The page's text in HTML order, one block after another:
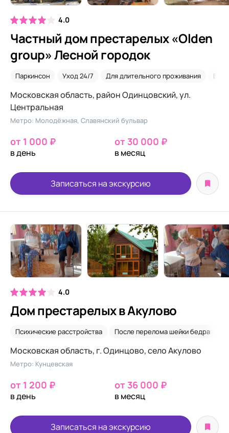
4.0
Частный дом престарелых «Olden
group» Лесной городок
Паркинсон Уход 24/7 Для длительного проживания
Московская область, район Одинцовский, ул.
Центральная
Метро: Молодёжная, Славянский бульвар
от 1 000 ₽
в день
от 30 000 ₽
в месяц
Записаться на экскурсию
4.0
Дом престарелых в Акулово
Психические расстройства После перелома шейки бедра
Московская область, г. Одинцово, село Акулово
Метро: Кунцевская
от 1 200 ₽
в день
от 36 000 ₽
в месяц
Записаться на экскурсию